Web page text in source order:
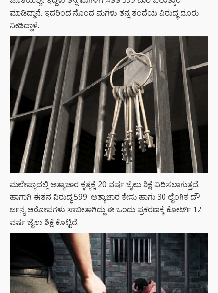
ಮಾಡಿದ್ದಾನೆ. ಇದರಿಂದ ನೊಂದ ಮಗಳು ತನ್ನ ತಂದೆಯ ವಿರುದ್ಧ ದೂರು
ನೀಡಿದ್ದಾಳೆ.
ಮಲೇಷ್ಯಾದಲ್ಲಿ ಅತ್ಯಾಚಾರ ಕೃತ್ಯಕ್ಕೆ 20 ವರ್ಷ ಜೈಲು ಶಿಕ್ಷೆ ವಿಧಿಸಲಾಗುತ್ತದೆ.
ಹಾಗಾಗಿ ಈತನ ವಿರುದ್ಧ 599 ಅತ್ಯಾಚಾರ ಕೇಸು ಹಾಗು 30 ಲೈಂಗಿಕ ದೌ
ರ್ಜನ್ಯ ಆರೋಪಗಳು ಸಾಬೀತಾಗಿದ್ದು ಈ ಒಂದು ಪ್ರಕರಣಕ್ಕೆ ಕೋರ್ಟ್ 12
ವರ್ಷ ಜೈಲು ಶಿಕ್ಷೆ ಕೊಟ್ಟಿದೆ.